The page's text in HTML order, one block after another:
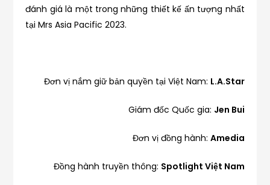
đánh giá là một trong những thiết kế ấn tượng nhất
tại Mrs Asia Pacific 2023.
Đơn vị nắm giữ bản quyền tại Việt Nam: L.A.Star
Giám đốc Quốc gia: Jen Bui
Đơn vị đồng hành: Amedia
Đồng hành truyền thông: Spotlight Việt Nam